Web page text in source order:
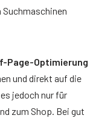
Page-Optimierung
und direkt auf die
jedoch nur für
zum Shop. Bei gut